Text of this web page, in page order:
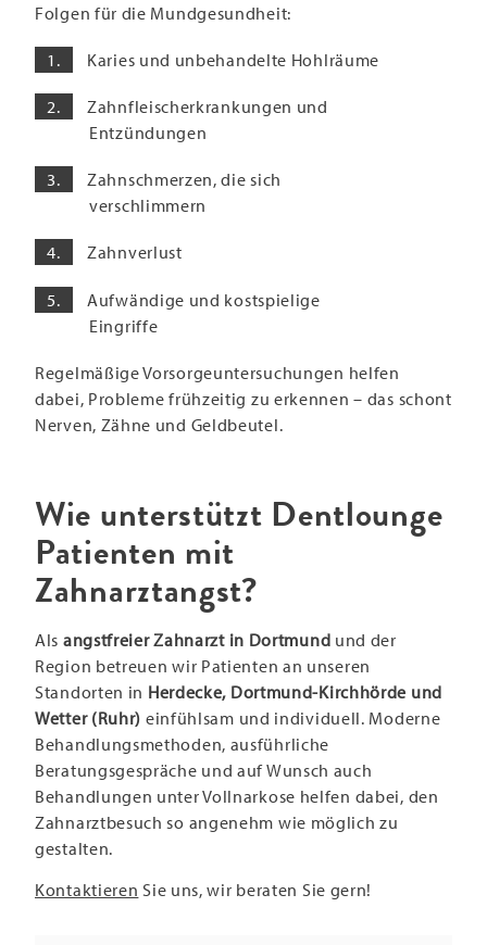
Folgen für die Mundgesundheit:
Karies und unbehandelte Hohlräume
Zahnfleischerkrankungen und
Entzündungen
Zahnschmerzen, die sich
verschlimmern
Zahnverlust
Aufwändige und kostspielige
Eingriffe
Regelmäßige Vorsorgeuntersuchungen helfen
dabei, Probleme frühzeitig zu erkennen – das schont
Nerven, Zähne und Geldbeutel.
Wie unterstützt Dentlounge
Patienten mit
Zahnarztangst?
Als angstfreier Zahnarzt in Dortmund und der
Region betreuen wir Patienten an unseren
Standorten in Herdecke, Dortmund-Kirchhörde und
Wetter (Ruhr) einfühlsam und individuell. Moderne
Behandlungsmethoden, ausführliche
Beratungsgespräche und auf Wunsch auch
Behandlungen unter Vollnarkose helfen dabei, den
Zahnarztbesuch so angenehm wie möglich zu
gestalten.
Kontaktieren Sie uns, wir beraten Sie gern!